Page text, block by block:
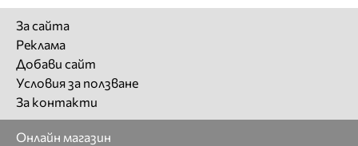
За сайта
Реклама
Добави сайт
Условия за ползване
За контакти
Онлайн магазин